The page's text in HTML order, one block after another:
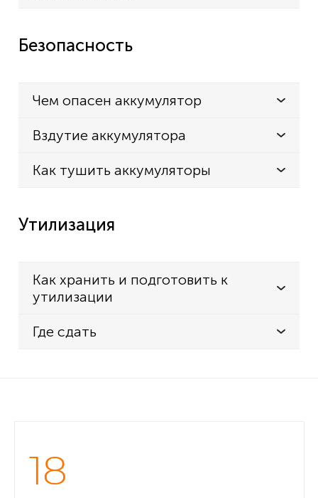
Безопасность
Чем опасен аккумулятор
Вздутие аккумулятора
Как тушить аккумуляторы
Утилизация
Как хранить и подготовить к
утилизации
Где сдать
18